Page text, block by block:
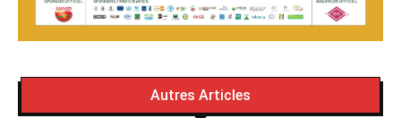
Autres Articles